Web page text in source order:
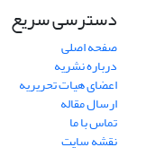
دسترسی سریع
صفحه اصلی
درباره نشریه
اعضای هیات تحریریه
ارسال مقاله
تماس با ما
نقشه سایت